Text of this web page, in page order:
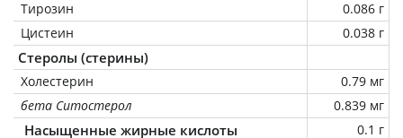
Тирозин
0.086 г
Цистеин
0.038 г
Стеролы (стерины)
Холестерин
0.79 мг
бета Ситостерол
0.839 мг
Насыщенные жирные кислоты
0.1 г